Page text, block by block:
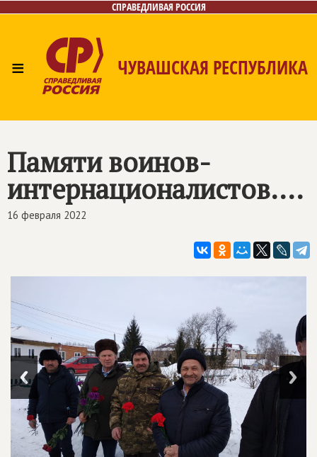
СПРАВЕДЛИВАЯ РОССИЯ
≡ ЧУВАШСКАЯ РЕСПУБЛИКА
Памяти воинов-
интернационалистов....
16 февраля 2022